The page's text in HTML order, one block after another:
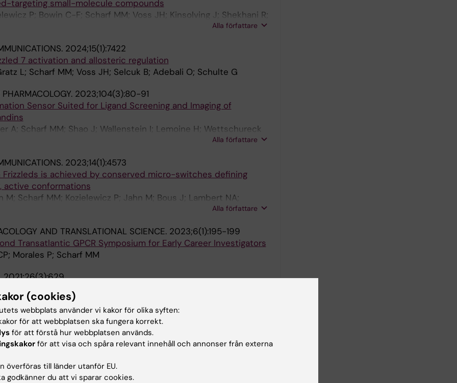
targeting small-molecule compounds
P; Bowin C-F; Scharf MM; Voss JH; Kinsolving J; Shekhani R;
Alla författare
2024;15(1):7422
7 activation and allosteric regulation
L; Scharf MM; Voss JH; Selcuk B; Adebali O; Schulte G
2023;104(3):80-91
Sensor Suited for Ligand Screening and Imaging of
A; Scharf MM; Shao J; Wallenstein I; Lemoine H; Wettschureck
Alla författare
2023;14(1):4573
is achieved by conserved micro-switches defining
active conformations
M; Scharf MM; Kozielewicz P; Jahn M; Bous J; Lambert NA;
Alla författare
AND TRANSLATIONAL SCIENCE. 2023;6(1):195-199
Transatlantic GPCR Symposium for Early Career Investigators
Morales P; Scharf MM
2021;26(3):629
Screening
Sydow D; Assmann E; Marti-Solano M; Keul M; Volkamer A; Kolb P
2020;15(10):882-890
Interactions Yields β2-Adrenergic Receptor Antagonists with
M; Wilhelm F; Stroe R; Waldhoer M; Kolb P
(cookies)
webbplats använder vi kakor för olika syften:
för att webbplatsen ska fungera korrekt.
för att förstå hur webbplatsen används.
för att visa och spåra relevant innehåll och annonser från externa
överföras till länder utanför EU.
godkänner du att vi sparar cookies.